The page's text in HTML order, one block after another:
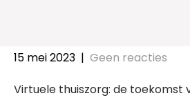
15 mei 2023 | Geen reacties
Virtuele thuiszorg: de toekomst